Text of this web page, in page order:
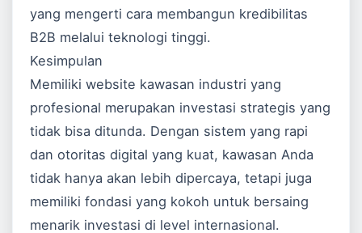
yang mengerti cara membangun kredibilitas
B2B melalui teknologi tinggi.
Kesimpulan
Memiliki website kawasan industri yang
profesional merupakan investasi strategis yang
tidak bisa ditunda. Dengan sistem yang rapi
dan otoritas digital yang kuat, kawasan Anda
tidak hanya akan lebih dipercaya, tetapi juga
memiliki fondasi yang kokoh untuk bersaing
menarik investasi di level internasional.